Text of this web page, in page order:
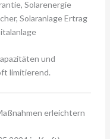
und
limitierend.
erleichtern